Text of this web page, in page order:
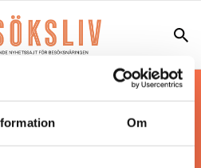
Om
mest uppdaterade
inom besöksnäringen.
form är ett affärsmagasin